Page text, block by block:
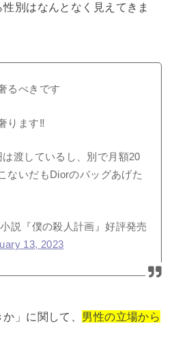
別はなんとなく見えてきま
るべきです
ります‼️
渡しているし、別で月額20
ないだもDiorのバッグあげた
説『僕の殺人計画』好評発売
13, 2023
」に関して、 男性の立場から